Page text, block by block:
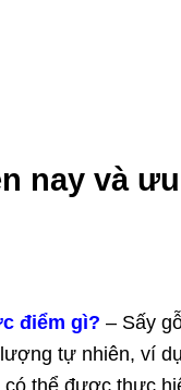
nay và
điểm gì? – Sấy
tự nhiên, ví
thể được thực